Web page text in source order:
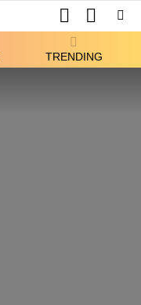
SWITCH
SKIN
TRENDING